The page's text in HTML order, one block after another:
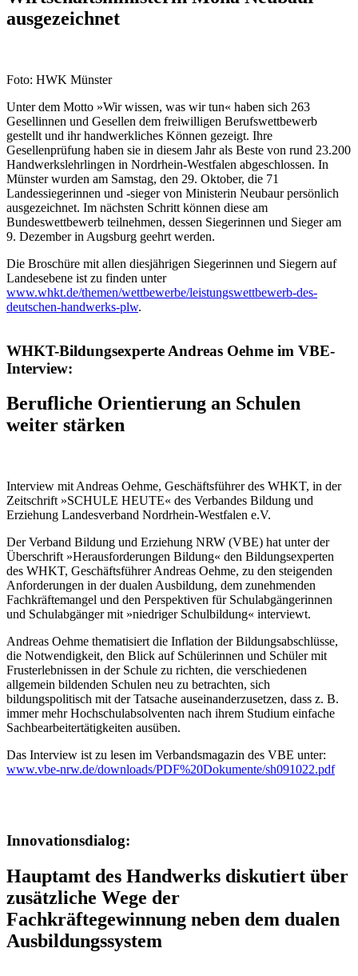
ausgezeichnet
Foto: HWK Münster
Unter dem Motto »Wir wissen, was wir tun« haben sich 263
Gesellinnen und Gesellen dem freiwilligen Berufswettbewerb
gestellt und ihr handwerkliches Können gezeigt. Ihre
Gesellenprüfung haben sie in diesem Jahr als Beste von rund 23.200
Handwerkslehrlingen in Nordrhein-Westfalen abgeschlossen. In
Münster wurden am Samstag, den 29. Oktober, die 71
Landessiegerinnen und -sieger von Ministerin Neubaur persönlich
ausgezeichnet. Im nächsten Schritt können diese am
Bundeswettbewerb teilnehmen, dessen Siegerinnen und Sieger am
9. Dezember in Augsburg geehrt werden.
Die Broschüre mit allen diesjährigen Siegerinnen und Siegern auf
Landesebene ist zu finden unter
www.whkt.de/themen/wettbewerbe/leistungswettbewerb-des-
deutschen-handwerks-plw.
WHKT-Bildungsexperte Andreas Oehme im VBE-
Interview:
Berufliche Orientierung an Schulen
weiter stärken
Interview mit Andreas Oehme, Geschäftsführer des WHKT, in der
Zeitschrift »SCHULE HEUTE« des Verbandes Bildung und
Erziehung Landesverband Nordrhein-Westfalen e.V.
Der Verband Bildung und Erziehung NRW (VBE) hat unter der
Überschrift »Herausforderungen Bildung« den Bildungsexperten
des WHKT, Geschäftsführer Andreas Oehme, zu den steigenden
Anforderungen in der dualen Ausbildung, dem zunehmenden
Fachkräftemangel und den Perspektiven für Schulabgängerinnen
und Schulabgänger mit »niedriger Schulbildung« interviewt.
Andreas Oehme thematisiert die Inflation der Bildungsabschlüsse,
die Notwendigkeit, den Blick auf Schülerinnen und Schüler mit
Frusterlebnissen in der Schule zu richten, die verschiedenen
allgemein bildenden Schulen neu zu betrachten, sich
bildungspolitisch mit der Tatsache auseinanderzusetzen, dass z. B.
immer mehr Hochschulabsolventen nach ihrem Studium einfache
Sachbearbeitertätigkeiten ausüben.
Das Interview ist zu lesen im Verbandsmagazin des VBE unter:
www.vbe-nrw.de/downloads/PDF%20Dokumente/sh091022.pdf
Innovationsdialog:
Hauptamt des Handwerks diskutiert über
zusätzliche Wege der
Fachkräftegewinnung neben dem dualen
Ausbildungssystem